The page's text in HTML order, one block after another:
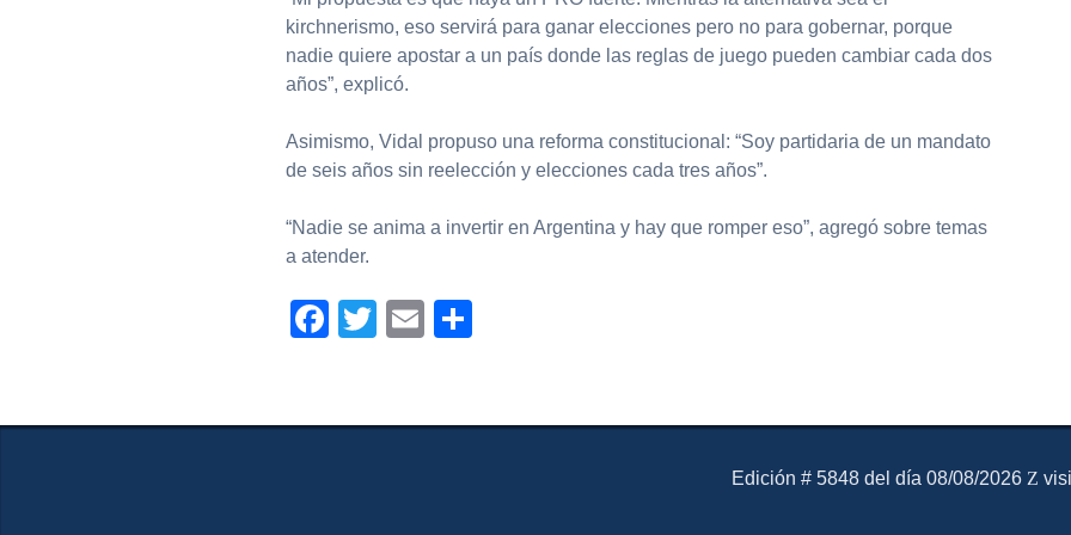
kirchnerismo, eso servirá para ganar elecciones pero no para gobernar, porque
nadie quiere apostar a un país donde las reglas de juego pueden cambiar cada dos
años”, explicó.
Asimismo, Vidal propuso una reforma constitucional: “Soy partidaria de un mandato
de seis años sin reelección y elecciones cada tres años”.
“Nadie se anima a invertir en Argentina y hay que romper eso”, agregó sobre temas
a atender.
Facebook
TwitterEmail
El Mensajero Diario
Edición # 5848 del día 08/08/2026